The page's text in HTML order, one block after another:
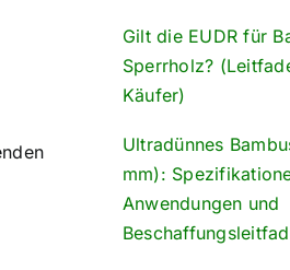
Gilt die EUDR für
Sperrholz?
Käufer)
Ultradünnes
mm):
Anwendungen und